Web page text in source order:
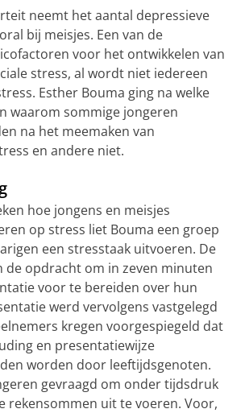
neemt het aantal depressieve
bij meisjes. Een van de
voor het ontwikkelen van
stress, al wordt niet iedereen
Esther Bouma ging na welke
waarom sommige jongeren
na het meemaken van
en andere niet.
hoe jongens en meisjes
op stress liet Bouma een groep
een stresstaak uitvoeren. De
de opdracht om in zeven minuten
voor te bereiden over hun
werd vervolgens vastgelegd
kregen voorgespiegeld dat
en presentatiewijze
worden door leeftijdsgenoten.
gevraagd om onder tijdsdruk
rekensommen uit te voeren. Voor,